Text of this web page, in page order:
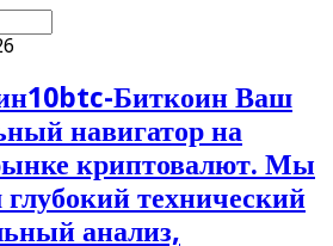
10btc-Биткоин Ваш
навигатор на
криптовалют. Мы
глубокий технический
анализ,